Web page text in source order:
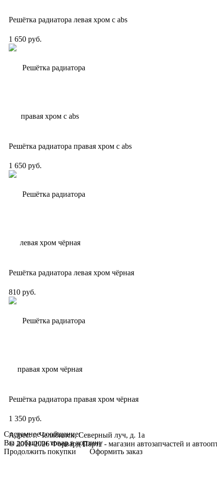
Решётка радиатора левая хром с abs
1 650 руб.
Решётка радиатора правая хром с abs
1 650 руб.
Решётка радиатора левая хром чёрная
810 руб.
Решётка радиатора правая хром чёрная
1 350 руб.
Адрес: г. Челябинск, Северный луч, д. 1а
© 2011-2026 Форвард Партс - магазин автозапчастей и
Системное сообщение:
Вы добавили товар в корзину
Продолжить покупки
Оформить заказ